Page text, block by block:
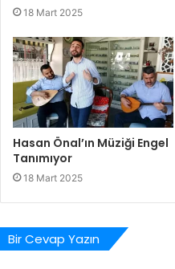
18 Mart 2025
Hasan Önal’ın Müziği Engel
Tanımıyor
18 Mart 2025
Bir Cevap Yazın